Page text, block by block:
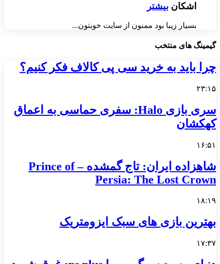
اشکان بیشتر
بسیار زیبا بود ممنون از سایت خوبتون...
گیمینگ های منتخب
چرا باید به خرید سی پی کالاف فکر کنیم؟
۲۳:۱۵
سری بازی Halo: سفری حماسی به اعماق
کهکشان
۱۶:۵۱
شاهزاده ایران: تاج گمشده – Prince of
Persia: The Lost Crown
۱۸:۱۹
بهترین بازی های سبک ایزومتریک
۱۷:۳۷